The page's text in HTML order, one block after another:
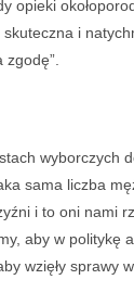
opieki
i
zgodę”.
wyborczych
sama liczba
i to oni nami
aby w politykę
wzięły sprawy